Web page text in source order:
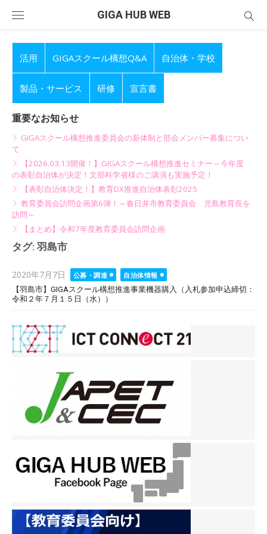
GIGA HUB WEB
活用 GIGAスクール構想Q&A 自治体・学校
製品・サービス 研修 宣言書
重要なお知らせ
GIGAスクール構想推進委員会の新体制と部会メンバー募集につい
て
【2026.03.13開催！】GIGAスクール構想推進セミナー～今年度
の表彰自治体が決定！文部科学省様のご講演も実施予定！
【表彰自治体決定！】教育DX推進自治体表彰2025
教育委員会訪問企画第6弾！～春日井市教育委員会 児島教育長を
訪問～
【まとめ】令和7年度教育委員会訪問企画
タグ: 羽島市
Posted
on
2020年7月7日 公募・調達
自治体情報
【羽島市】GIGAスクール構想推進事業機器購入（入札参加申込締切：
令和２年７月１５日（水））